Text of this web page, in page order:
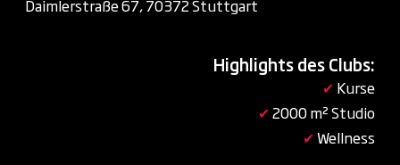
Daimlerstraße 67, 70372 Stuttgart
Highlights des Clubs:
✔ Kurse
✔2000 m² Studio
✔Wellness